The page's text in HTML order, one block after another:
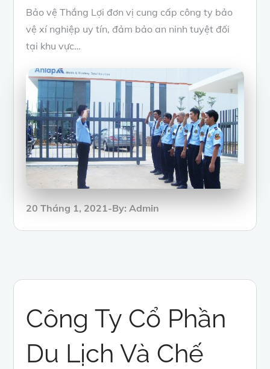
Bảo vệ Thắng Lợi đơn vị cung cấp công ty bảo
vệ xí nghiệp uy tín, đảm bảo an ninh tuyệt đối
tại khu vực…
Posted
20 Tháng 1, 2021 By:Admin
Công Ty Cổ Phần
Du Lịch Và Chế